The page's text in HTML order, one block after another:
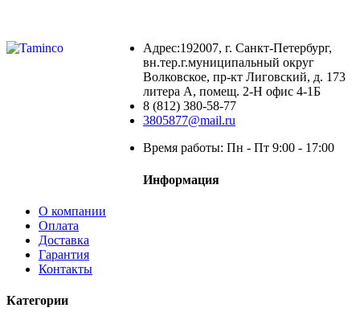
Адрес:192007, г. Санкт-Петербург,
вн.тер.г.муниципальный округ
Волковское, пр-кт Лиговский, д. 173
литера А, помещ. 2-Н офис 4-1Б
8 (812) 380-58-77
3805877@mail.ru
Время работы: Пн - Пт 9:00 - 17:00
Информация
О компании
Оплата
Доставка
Гарантия
Контакты
Категории